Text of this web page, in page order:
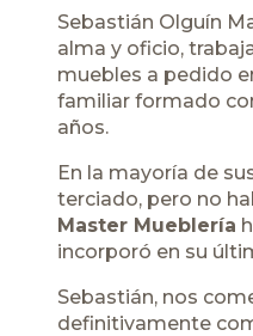
Sebastián Olguín
alma y oficio,
muebles a pedido
familiar formado
años.
En la mayoría de
terciado, pero no
Master Mueblería
incorporó en su
Sebastián, nos
definitivamente